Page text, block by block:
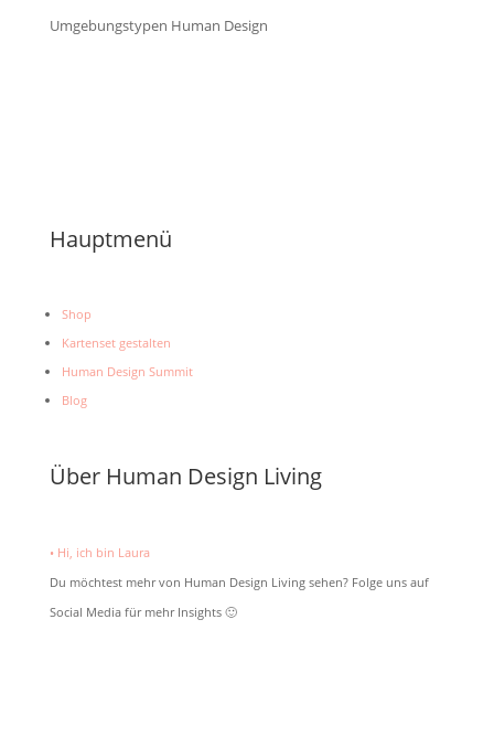
Umgebungstypen Human Design
Hauptmenü
Shop
Kartenset gestalten
Human Design Summit
Blog
Über Human Design Living
• Hi, ich bin Laura
Du möchtest mehr von Human Design Living sehen? Folge uns auf
Social Media für mehr Insights 🙂